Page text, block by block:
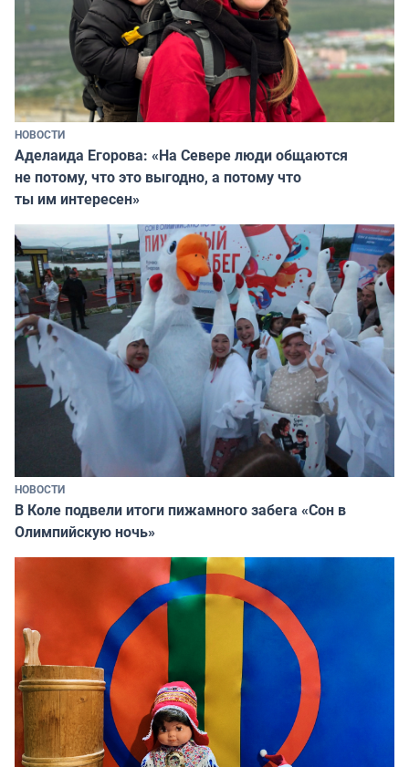
НОВОСТИ
Аделаида Егорова: «На Севере люди общаются
не потому, что это выгодно, а потому что
ты им интересен»
НОВОСТИ
В Коле подвели итоги пижамного забега «Сон в
Олимпийскую ночь»